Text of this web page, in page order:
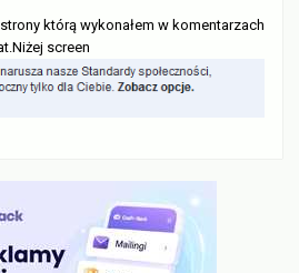
którą wykonałem w komentarzach
screen